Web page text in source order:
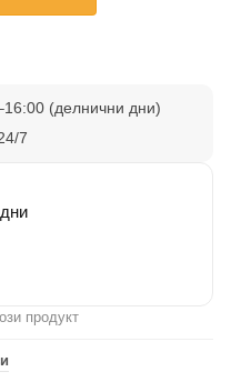
(делнични дни)
7
продукт